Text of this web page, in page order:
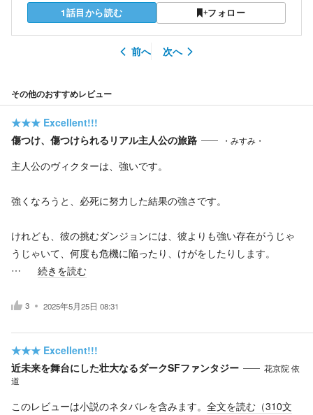
1話目から読む フォロー
前へ 次へ
その他のおすすめレビュー
★★★ Excellent!!!
傷つけ、傷つけられるリアル主人公の旅路
・みすみ・
主人公のヴィクターは、強いです。
強くなろうと、必死に努力した結果の強さです。
けれども、彼の挑むダンジョンには、彼よりも強い存在がうじゃ
うじゃいて、何度も危機に陥ったり、けがをしたりします。
…
続きを読む
3 2025年5月25日 08:31
★★★ Excellent!!!
近未来を舞台にした壮大なるダークSFファンタジー
花京院 依
道
このレビューは小説のネタバレを含みます。 全文を読む（310文